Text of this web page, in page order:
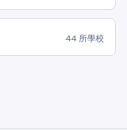
44 所學校